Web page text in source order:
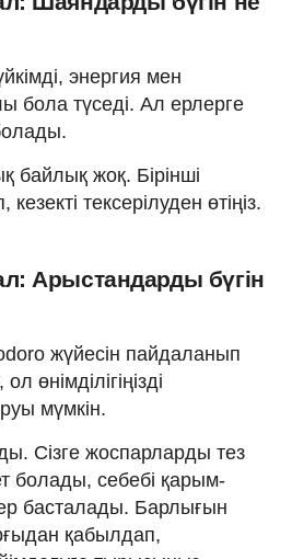
энергия мен
бола түседі. Ал ерлерге
байлық жоқ. Бірінші
тексерілуден өтіңіз.
Арыстандарды бүгін
жүйесін пайдаланып
өнімділігіңізді
мүмкін.
Сізге жоспарларды тез
болады, себебі қарым-
басталады. Барлығын
қабылдап,